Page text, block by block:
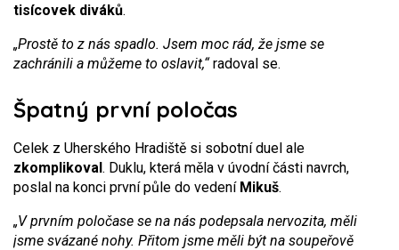
tisícovek diváků.
„Prostě to z nás spadlo. Jsem moc rád, že jsme se
zachránili a můžeme to oslavit,“radoval se.
Špatný první poločas
Celek z Uherského Hradiště si sobotní duel ale
zkomplikoval. Duklu, která měla v úvodní části navrch,
poslal na konci první půle do vedení Mikuš.
„V prvním poločase se na nás podepsala nervozita, měli
jsme svázané nohy. Přitom jsme měli být na soupeřově